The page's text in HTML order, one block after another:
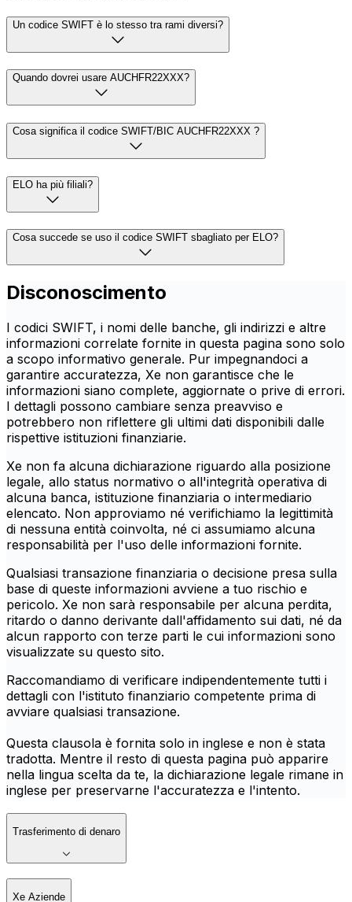
Un codice SWIFT è lo stesso tra rami diversi?
Quando dovrei usare AUCHFR22XXX?
Cosa significa il codice SWIFT/BIC AUCHFR22XXX ?
ELO ha più filiali?
Cosa succede se uso il codice SWIFT sbagliato per ELO?
Disconoscimento
I codici SWIFT, i nomi delle banche, gli indirizzi e altre
informazioni correlate fornite in questa pagina sono solo
a scopo informativo generale. Pur impegnandoci a
garantire accuratezza, Xe non garantisce che le
informazioni siano complete, aggiornate o prive di errori.
I dettagli possono cambiare senza preavviso e
potrebbero non riflettere gli ultimi dati disponibili dalle
rispettive istituzioni finanziarie.
Xe non fa alcuna dichiarazione riguardo alla posizione
legale, allo status normativo o all'integrità operativa di
alcuna banca, istituzione finanziaria o intermediario
elencato. Non approviamo né verifichiamo la legittimità
di nessuna entità coinvolta, né ci assumiamo alcuna
responsabilità per l'uso delle informazioni fornite.
Qualsiasi transazione finanziaria o decisione presa sulla
base di queste informazioni avviene a tuo rischio e
pericolo. Xe non sarà responsabile per alcuna perdita,
ritardo o danno derivante dall'affidamento sui dati, né da
alcun rapporto con terze parti le cui informazioni sono
visualizzate su questo sito.
Raccomandiamo di verificare indipendentemente tutti i
dettagli con l'istituto finanziario competente prima di
avviare qualsiasi transazione.
Questa clausola è fornita solo in inglese e non è stata
tradotta. Mentre il resto di questa pagina può apparire
nella lingua scelta da te, la dichiarazione legale rimane in
inglese per preservarne l'accuratezza e l'intento.
Trasferimento di denaro
Xe Aziende